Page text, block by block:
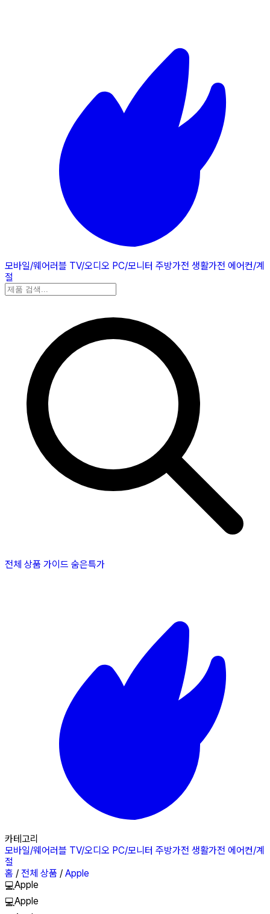
모바일/웨어러블 TV/오디오 PC/모니터 주방가전 생활가전 에어컨/계
절
전체 상품 가이드 숨은특가
카테고리
모바일/웨어러블 TV/오디오 PC/모니터 주방가전 생활가전 에어컨/계
절
홈 / 전체 상품 / Apple
💻Apple
💻Apple